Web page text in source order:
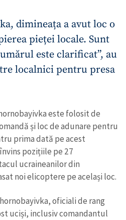
dimineața a avut loc o
pieței locale. Sunt
este clarificat”, au
localnici pentru presa
este folosit de
și loc de adunare pentru
prima dată pe acest
pozițiile pe 27
ucraineanilor din
noi elicoptere pe același loc.
oficiali de rang
uciși, inclusiv comandantul
de
.